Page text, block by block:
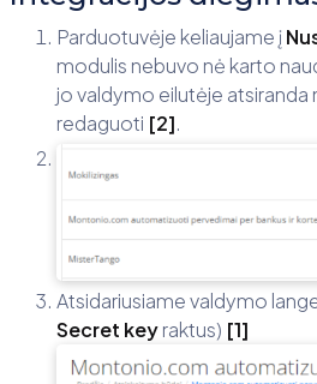
Parduotuvėje keliaujame į
modulis nebuvo nė karto
jo valdymo eilutėje
redaguoti [2].
Atsidariusiame valdymo
Secret keyraktus) [1]